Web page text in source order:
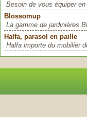
Besoin de vous équiper
Blossomup
La gamme de jardinières
Halfa, parasol en paille
Halfa importe du mobilier